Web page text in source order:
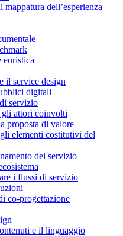
dell’esperienza
euristica
il service design
digitali
servizio
attori coinvolti
proposta di valore
elementi costitutivi del
del servizio
i flussi di servizio
co-progettazione
e il linguaggio